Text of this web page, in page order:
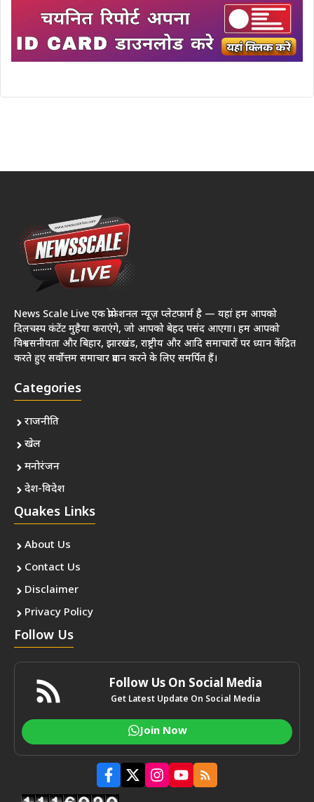
News Scale Live एक प्रोफेशनल न्यूज़ प्लेटफार्म है — यहां हम आपको
दिलचस्प कंटेंट मुहैया कराएंगे, जो आपको बेहद पसंद आएगा। हम आपको
विश्वसनीयता और बिहार, झारखंड, राष्ट्रीय और आदि समाचारों पर ध्यान केंद्रित
करते हुए सर्वोत्तम समाचार प्रदान करने के लिए समर्पित हैं।
Categories
राजनीति
खेल
मनोरंजन
देश-विदेश
Quakes Links
About Us
Contact Us
Disclaimer
Privacy Policy
Follow Us
Follow Us On Social Media
Get Latest Update On Social Media
Join Now